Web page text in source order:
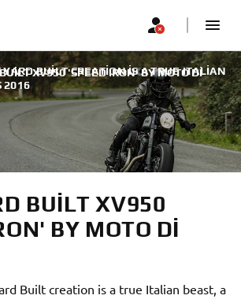
XV950 'SPEED IRON' BY MOTO DI
BUILT CREATION IS A TRUE ITALIAN
2016
BUILT XV950
BY MOTO DI
Built creation is a true Italian beast, a